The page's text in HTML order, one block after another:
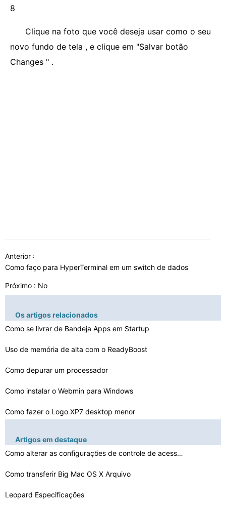
8
Clique na foto que você deseja usar como o seu
novo fundo de tela , e clique em "Salvar botão
Changes " .
Anterior :
Como faço para HyperTerminal em um switch de dados
Próximo : No
Os artigos relacionados
Como se livrar de Bandeja Apps em Startup
Uso de memória de alta com o ReadyBoost
Como depurar um processador
Como instalar o Webmin para Windows
Como fazer o Logo XP7 desktop menor
Como reiniciar o cache na Consulta MSQL
Como manter um monitor de travar
Como configurar dependências de serviço
Artigos em destaque
Como alterar as configurações de controle de acesso q…
Como transferir Big Mac OS X Arquivo
Leopard Especificações